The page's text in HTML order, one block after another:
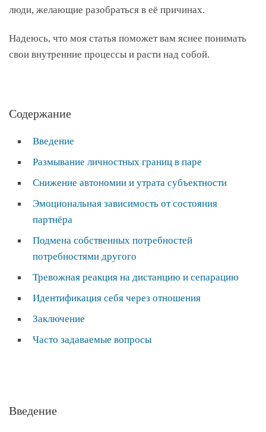
люди, желающие разобраться в её причинах.
Надеюсь, что моя статья поможет вам яснее понимать
свои внутренние процессы и расти над собой.
Содержание
Введение
Размывание личностных границ в паре
Снижение автономии и утрата субъектности
Эмоциональная зависимость от состояния
партнёра
Подмена собственных потребностей
потребностями другого
Тревожная реакция на дистанцию и сепарацию
Идентификация себя через отношения
Заключение
Часто задаваемые вопросы
Введение